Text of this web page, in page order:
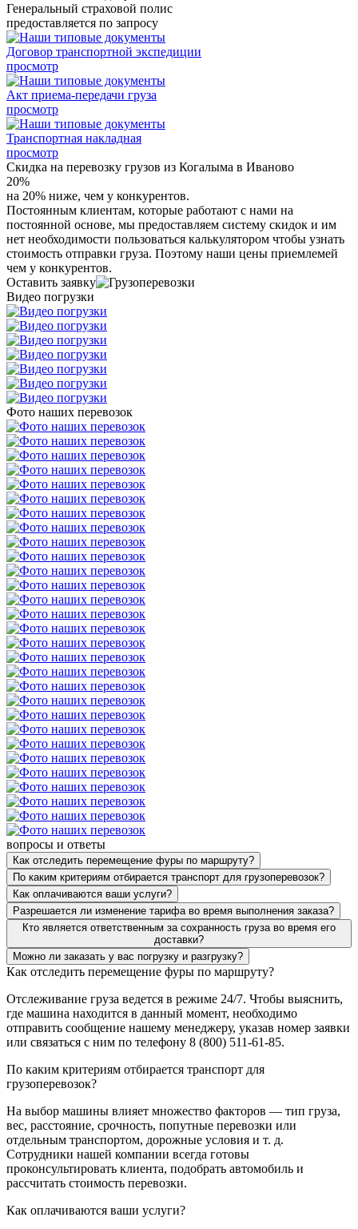
Генеральный страховой полис
предоставляется по запросу
Договор транспортной экспедиции
просмотр
Акт приема-передачи груза
просмотр
Транспортная накладная
просмотр
Скидка на перевозку грузов из Когалыма в Иваново
20%
на 20% ниже, чем у конкурентов.
Постоянным клиентам, которые работают с нами на
постоянной основе, мы предоставляем систему скидок и им
нет необходимости пользоваться калькулятором чтобы узнать
стоимость отправки груза. Поэтому наши цены приемлемей
чем у конкурентов.
Оставить заявку
Видео погрузки
Фото наших перевозок
вопросы и ответы
Как отследить перемещение фуры по маршруту?
По каким критериям отбирается транспорт для грузоперевозок?
Как оплачиваются ваши услуги?
Разрешается ли изменение тарифа во время выполнения заказа?
Кто является ответственным за сохранность груза во время его
доставки?
Можно ли заказать у вас погрузку и разгрузку?
Как отследить перемещение фуры по маршруту?
Отслеживание груза ведется в режиме 24/7. Чтобы выяснить,
где машина находится в данный момент, необходимо
отправить сообщение нашему менеджеру, указав номер заявки
или связаться с ним по телефону 8 (800) 511-61-85.
По каким критериям отбирается транспорт для
грузоперевозок?
На выбор машины влияет множество факторов — тип груза,
вес, расстояние, срочность, попутные перевозки или
отдельным транспортом, дорожные условия и т. д.
Сотрудники нашей компании всегда готовы
проконсультировать клиента, подобрать автомобиль и
рассчитать стоимость перевозки.
Как оплачиваются ваши услуги?